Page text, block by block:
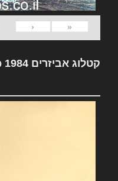
«
‹
קטלוג אביזרים Jeep 1984